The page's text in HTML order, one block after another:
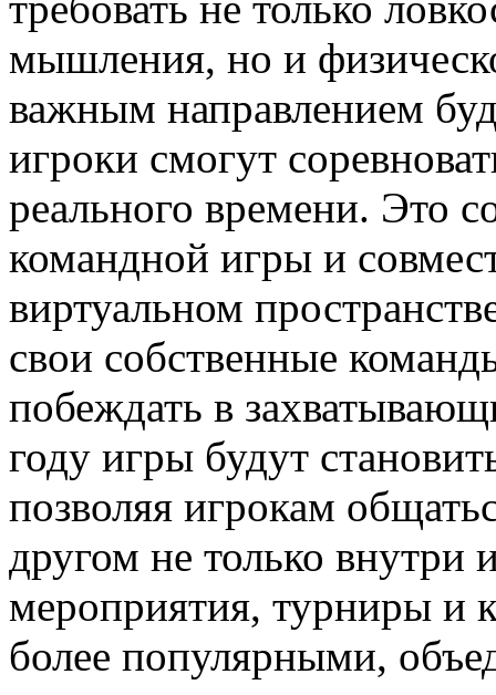
мышления, но и
важным направлением
игроки смогут
реального времени. Это
командной игры и
виртуальном
свои собственные
побеждать в
году игры будут
позволяя игрокам
другом не только внутри
мероприятия, турниры и
более популярными,